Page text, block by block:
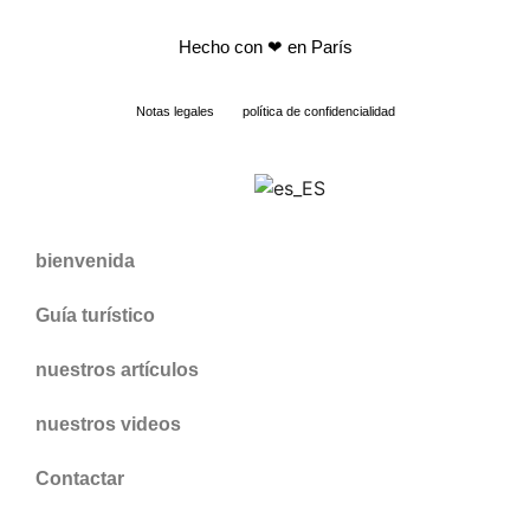
Hecho con ❤ en París
Notas legales política de confidencialidad
bienvenida
Guía turístico
nuestros artículos
nuestros videos
Contactar